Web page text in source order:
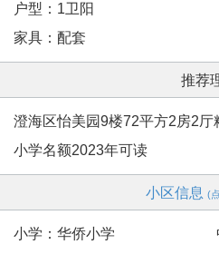
户型：1卫阳
家具：配套
推荐
澄海区怡美园9楼72平方2房2
小学名额2023年可读
小区信息 (
小学：华侨小学